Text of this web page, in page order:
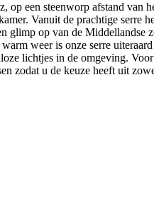
op een steenworp afstand
Vanuit de prachtige
glimp op van de Middellandse
weer is onze serre
lichtjes in de omgeving.
zodat u de keuze heeft uit